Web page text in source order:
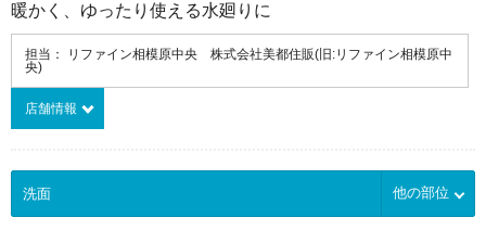
暖かく、ゆったり使える水廻りに
担当： リファイン相模原中央 株式会社美都住販(旧:リファイン相模原中
央)
店舗情報
他の部位